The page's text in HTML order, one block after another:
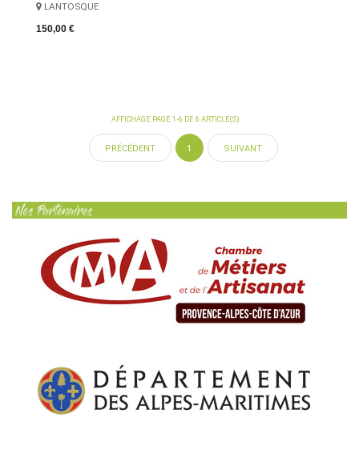
LANTOSQUE
150,00 €
AFFICHAGE PAGE 1-6 DE 6 ARTICLE(S)
PRÉCÉDENT 1 SUIVANT